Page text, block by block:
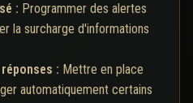
: Programmer des alertes
la surcharge d'informations
: Mettre en place
automatiquement certains